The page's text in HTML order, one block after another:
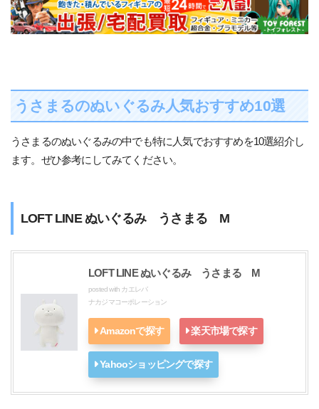
うさまるのぬいぐるみ人気おすすめ10選
うさまるのぬいぐるみの中でも特に人気でおすすめを10選紹介し
ます。ぜひ参考にしてみてください。
LOFT LINE ぬいぐるみ うさまる M
LOFT LINE ぬいぐるみ うさまる M
posted with カエレバ
ナカジマコーポレーション
Amazonで探す 楽天市場で探す
Yahooショッピングで探す